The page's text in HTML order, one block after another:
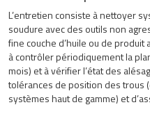
L’entretien consiste à nettoyer
soudure avec des outils non
fine couche d’huile ou de
à contrôler périodiquement la
mois) et à vérifier l’état des
tolérances de position des trous
systèmes haut de gamme) et